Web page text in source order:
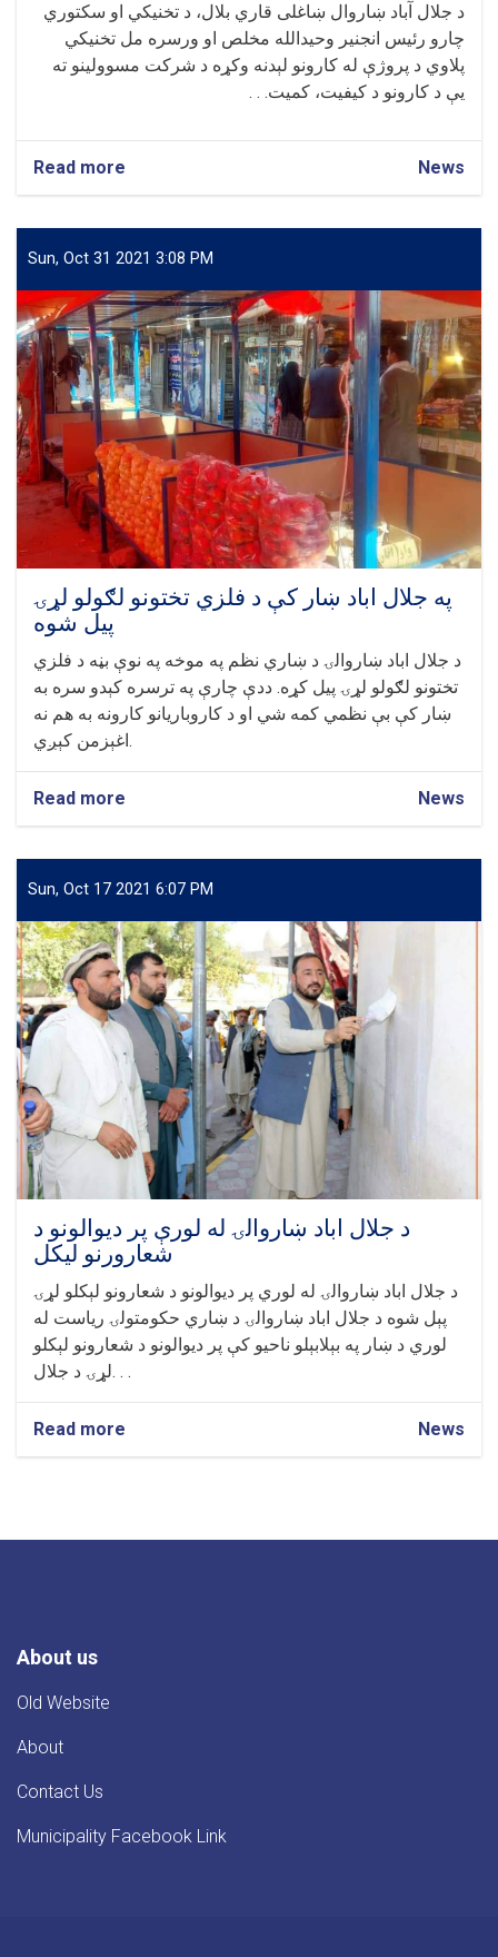
د جلال آباد ښاروال ښاغلی قاري بلال، د تخنیکي او سکتوري
چارو رئیس انجنیر وحیدالله مخلص او ورسره مل تخنیکي
پلاوي د پروژې له کارونو لېدنه وکړه د شرکت مسوولینو ته
یې د کارونو د کیفیت، کمیت. . .
Read more
له
تر
سرخاب
پورې
د
سړک
جوړولو
له
بهیر
څخه
لیدنه
News
Sun, Oct 31 2021 3:08 PM
په جلال اباد ښار کې د فلزي تختونو لګولو لړۍ
پیل شوه
د جلال اباد ښاروالۍ د ښاري نظم په موخه په نوې بڼه د فلزي
تختونو لګولو لړۍ پیل کړه. ددې چارې په ترسره کېدو سره به
ښار کې بې نظمي کمه شي او د کاروباریانو کارونه به هم نه
اغېزمن کېږي.
Read more
په
اباد
ښار
د
فلزي
تختونو
لګولو
لړۍ
پیل
شوه
News
Sun, Oct 17 2021 6:07 PM
د جلال اباد ښاروالۍ له لورې پر دیوالونو د
شعارورنو لیکل
د جلال اباد ښاروالۍ له لوري پر دیوالونو د شعارونو لېکلو لړۍ
پېل شوه د جلال اباد ښاروالۍ د ښاري حکومتولۍ ریاست له
لوري د ښار په بېلابېلو ناحیو کې پر دیوالونو د شعارونو لېکلو
لړۍ د جلال. . .
Read more
د
له
News
About us
Old Website
About
Contact Us
Municipality Facebook Link